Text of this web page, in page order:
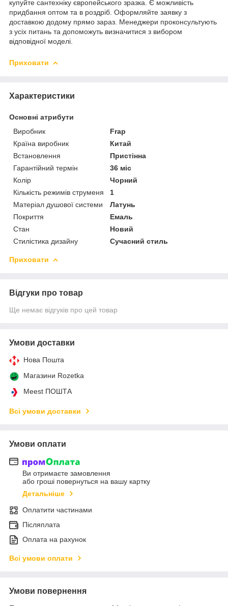
купуйте сантехніку європейського зразка. Є можливість
придбання оптом та в роздріб. Оформляйте заявку з
доставкою додому прямо зараз. Менеджери проконсультують
з усіх питань та допоможуть визначитися з вибором
відповідної моделі.
Приховати
Характеристики
Основні атрибути
Виробник
Frap
Країна виробник
Китай
Встановлення
Пристінна
Гарантійний термін
36 міс
Колір
Чорний
Кількість режимів струменя
1
Матеріал душової системи
Латунь
Покриття
Емаль
Стан
Новий
Стилістика дизайну
Сучасний стиль
Приховати
Відгуки про товар
Ще немає відгуків про цей товар
Умови доставки
Нова Пошта
Магазини Rozetka
Meest ПОШТА
Всі умови доставки
Умови оплати
Ви отримаєте замовлення
або гроші повернуться на вашу картку
Детальніше
Оплатити частинами
Післяплата
Оплата на рахунок
Всі умови оплати
Умови повернення